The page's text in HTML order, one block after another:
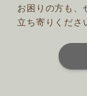
お困りの方も、
立ち寄りくださ